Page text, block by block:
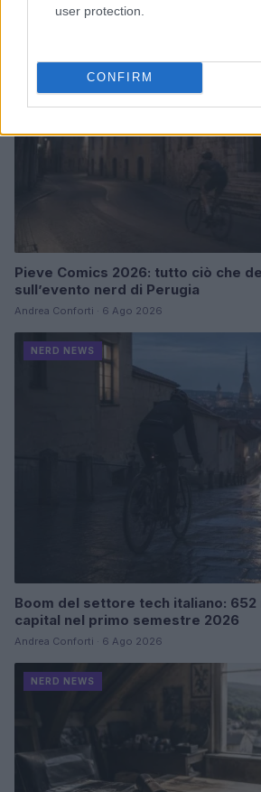
user protection.
CONFIRM
NERD NEWS
Pieve Comics 2026: tutto ciò che
sull’evento nerd di Perugia
Andrea Conforti · 6 Ago 2026
NERD NEWS
Boom del settore tech italiano: 652
capital nel primo semestre 2026
Andrea Conforti · 6 Ago 2026
NERD NEWS